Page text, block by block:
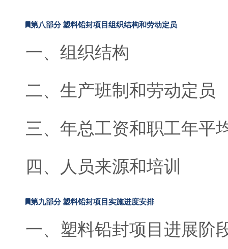
第八部分 塑料铅封项目组织结构和劳动定员
一、组织结构
二、生产班制和劳动定员
三、年总工资和职工年平
四、人员来源和培训
第九部分 塑料铅封项目实施进度安排
一、塑料铅封项目进展阶